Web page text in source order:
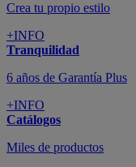
Crea tu propio estilo
+INFO
Tranquilidad
6 años de Garantía Plus
+INFO
Catálogos
Miles de productos